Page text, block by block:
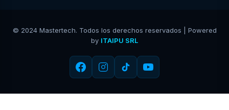
© 2024 Mastertech. Todos los derechos reservados | Powered
by ITAIPU SRL